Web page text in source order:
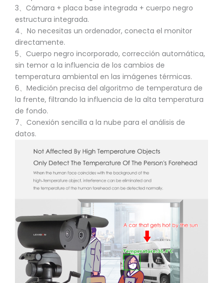
3、Cámara + placa base integrada + cuerpo negro
estructura integrada.
4、No necesitas un ordenador, conecta el monitor
directamente.
5、Cuerpo negro incorporado, corrección automática,
sin temor a la influencia de los cambios de
temperatura ambiental en las imágenes térmicas.
6、Medición precisa del algoritmo de temperatura de
la frente, filtrando la influencia de la alta temperatura
de fondo.
7、Conexión sencilla a la nube para el análisis de
datos.